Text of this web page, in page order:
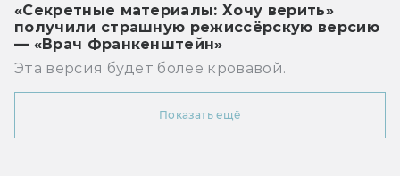
«Секретные материалы: Хочу верить»
получили страшную режиссёрскую версию
— «Врач Франкенштейн»
Эта версия будет более кровавой.
Показать ещё